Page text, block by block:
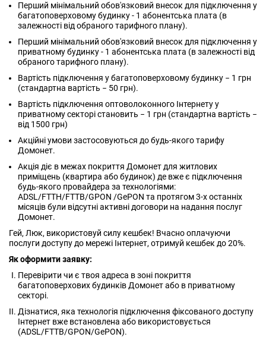
Перший мінімальний обов'язковий внесок для підключення у
багатоповерховому будинку - 1 абонентська плата (в
залежності від обраного тарифного плану).
Перший мінімальний обов'язковий внесок для підключення у
приватному будинку - 1 абонентська плата (в залежності від
обраного тарифного плану).
Вартість підключення у багатоповерховому будинку − 1 грн
(стандартна вартість − 50 грн).
Вартість підключення оптоволоконного Інтернету у
приватному секторі становить − 1 грн (стандартна вартість −
від 1500 грн)
Акційні умови застосовуються до будь-якого тарифу
Домонет.
Акція діє в межах покриття Домонет для житлових
приміщень (квартира або будинок) де вже є підключення
будь-якого провайдера за технологіями:
ADSL/FTTH/FTTB/GPON /GePON та протягом 3-х останніх
місяців були відсутні активні договори на надання послуг
Домонет.
Гей, Люк, використовуй силу кешбек! Вчасно оплачуючи
послуги доступу до мережі Інтернет, отримуй кешбек до 20%.
Як оформити заявку:
Перевірити чи є твоя адреса в зоні покриття
багатоповерхових будинків Домонет або в приватному
секторі.
Дізнатися, яка технологія підключення фіксованого доступу
Інтернет вже встановлена або використовується
(ADSL/FTTB/GPON/GePON).